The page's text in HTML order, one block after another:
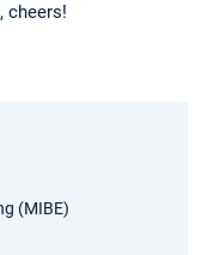
cheers!
(MIBE)